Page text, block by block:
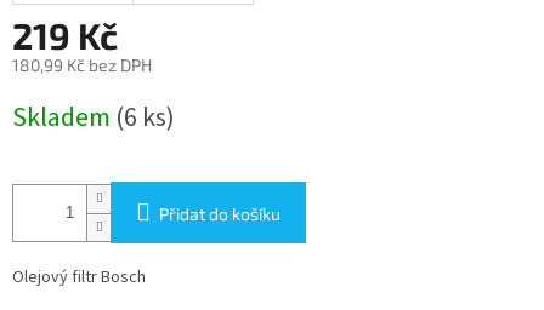
219 Kč
180,99 Kč bez DPH
cena:
Skladem (6 ks)
Přidat do košíku
Olejový filtr Bosch